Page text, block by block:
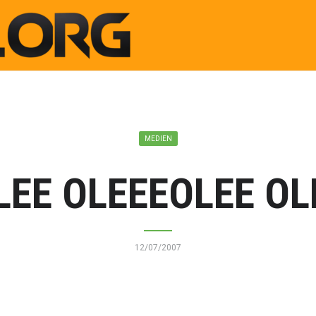
MEDIEN
OLEEEOLEE
12/07/2007